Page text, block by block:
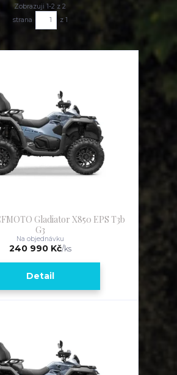
Zobrazuji 1-2 z 2
strana
z 1
Gladiator X850 EPS T3b
G3
240 990 Kč/ks
Na objednávku
Detail